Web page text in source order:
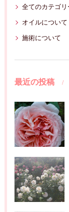
全てのカテゴリ
オイルについて
施術について
最近の投稿